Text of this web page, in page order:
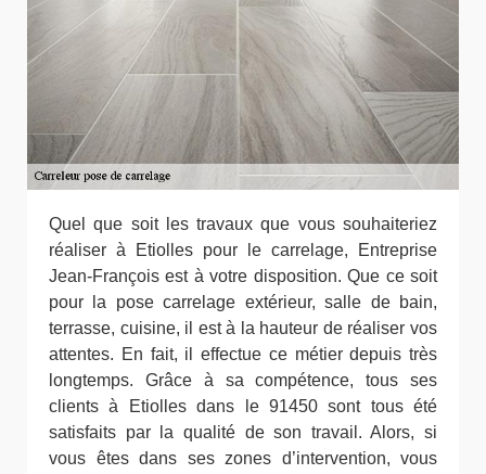
Quel que soit les travaux que vous souhaiteriez
réaliser à Etiolles pour le carrelage, Entreprise
Jean-François est à votre disposition. Que ce soit
pour la pose carrelage extérieur, salle de bain,
terrasse, cuisine, il est à la hauteur de réaliser vos
attentes. En fait, il effectue ce métier depuis très
longtemps. Grâce à sa compétence, tous ses
clients à Etiolles dans le 91450 sont tous été
satisfaits par la qualité de son travail. Alors, si
vous êtes dans ses zones d’intervention, vous